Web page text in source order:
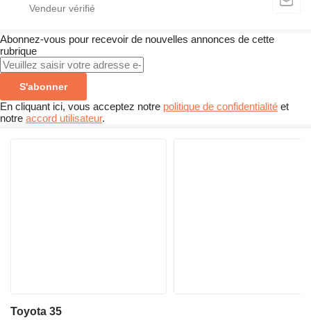
Abonnez-vous pour recevoir de nouvelles annonces de cette
rubrique
S'abonner
En cliquant ici, vous acceptez notre politique de confidentialité et
notre accord utilisateur.
Toyota 35